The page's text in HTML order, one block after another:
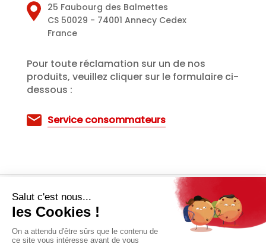
25 Faubourg des Balmettes
CS 50029 - 74001 Annecy Cedex
France
Pour toute réclamation sur un de nos
produits, veuillez cliquer sur le formulaire ci-
dessous :
Service consommateurs
Mentions Légales